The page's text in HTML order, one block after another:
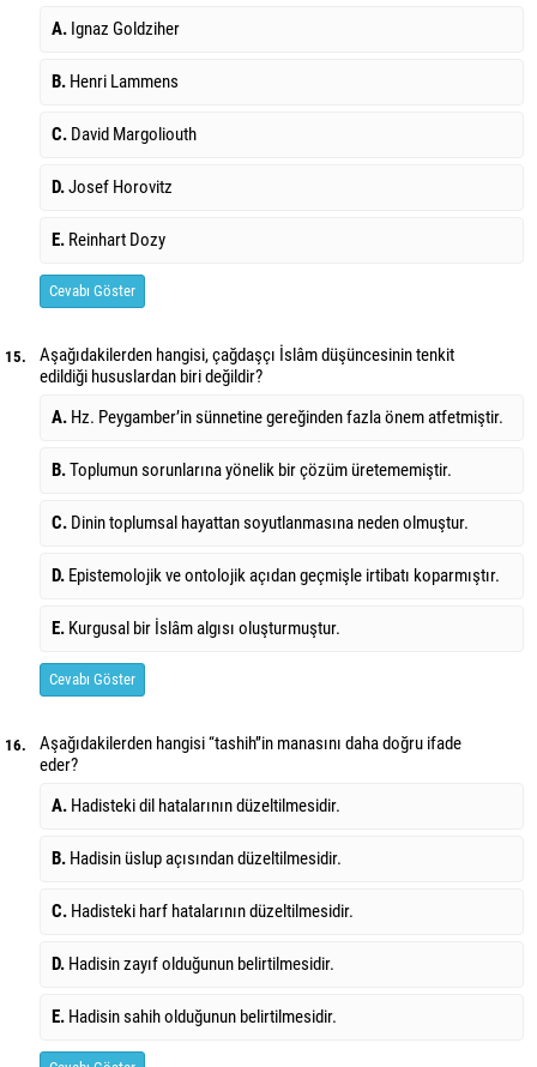
A. Ignaz Goldziher
B. Henri Lammens
C. David Margoliouth
D.Josef Horovitz
E. Reinhart Dozy
Cevabı Göster
15.
Aşağıdakilerden hangisi, çağdaşçı İslâm düşüncesinin tenkit
edildiği hususlardan biri değildir?
A. Hz. Peygamber’in sünnetine gereğinden fazla önem atfetmiştir.
B.Toplumun sorunlarına yönelik bir çözüm üretememiştir.
C. Dinin toplumsal hayattan soyutlanmasına neden olmuştur.
D. Epistemolojik ve ontolojik açıdan geçmişle irtibatı koparmıştır.
E. Kurgusal bir İslâm algısı oluşturmuştur.
Cevabı Göster
16.
Aşağıdakilerden hangisi ‘‘tashih’’in manasını daha doğru ifade
eder?
A. Hadisteki dil hatalarının düzeltilmesidir.
B. Hadisin üslup açısından düzeltilmesidir.
C. Hadisteki harf hatalarının düzeltilmesidir.
D. Hadisin zayıf olduğunun belirtilmesidir.
E. Hadisin sahih olduğunun belirtilmesidir.